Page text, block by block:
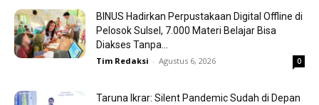
BINUS Hadirkan Perpustakaan Digital Offline di
Pelosok Sulsel, 7.000 Materi Belajar Bisa
Diakses Tanpa...
Tim Redaksi - Agustus 6, 2026 0
Taruna Ikrar: Silent Pandemic Sudah di Depan